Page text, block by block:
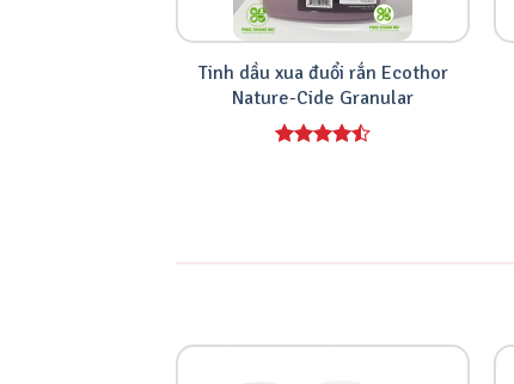
Tinh dầu xua đuổi rắn Ecothor
Nature-Cide Granular